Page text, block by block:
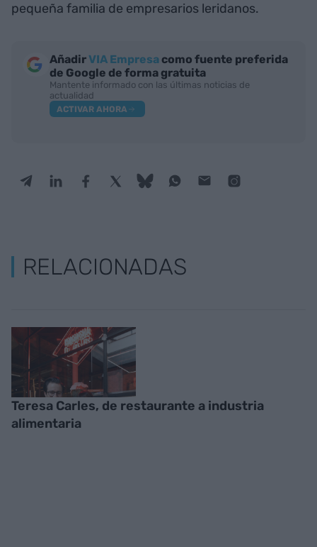
pequeña familia de empresarios leridanos.
AñadirVIA Empresa como fuente preferida
de Google de forma gratuita
Mantente informado con las últimas noticias de
actualidad
ACTIVAR AHORA
RELACIONADAS
Teresa Carles, de restaurante a industria
alimentaria